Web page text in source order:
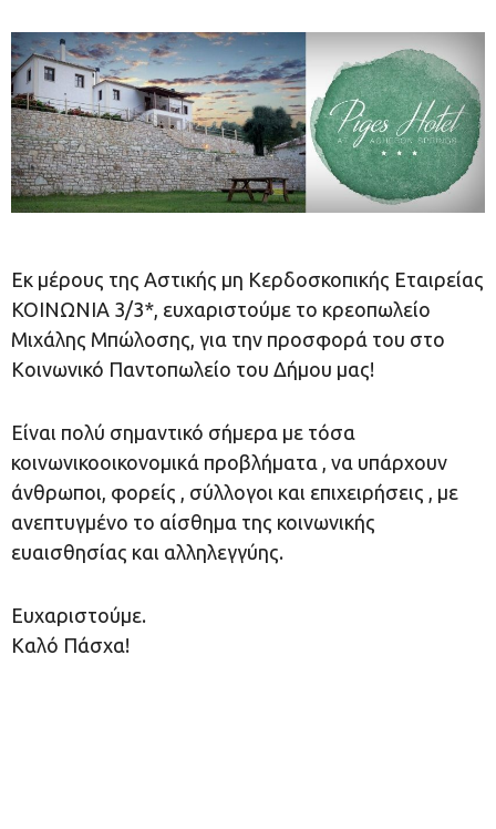
Εκ μέρους της Αστικής µη Kερδοσκοπικής Εταιρείας
ΚΟΙΝΩΝΙΑ 3/3*, ευχαριστούμε το κρεοπωλείο
Μιχάλης Μπώλοσης, για την προσφορά του στο
Κοινωνικό Παντοπωλείο του Δήμου μας!
Είναι πολύ σημαντικό σήμερα με τόσα
κοινωνικοοικονομικά προβλήματα , να υπάρχουν
άνθρωποι, φορείς , σύλλογοι και επιχειρήσεις , με
ανεπτυγμένο το αίσθημα της κοινωνικής
ευαισθησίας και αλληλεγγύης.
Ευχαριστούμε.
Καλό Πάσχα!